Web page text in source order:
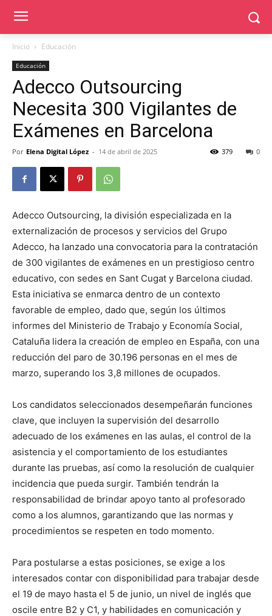
Inicio Educación
Educación
Adecco Outsourcing
Necesita 300 Vigilantes de
Exámenes en Barcelona
Por Elena Digital López - 14 de abril de 2025 0
379
Adecco Outsourcing, la división especializada en la
externalización de procesos y servicios del Grupo
Adecco, ha lanzado una convocatoria para la contratación
de 300 vigilantes de exámenes en un prestigioso centro
educativo, con sedes en Sant Cugat y Barcelona ciudad.
Esta iniciativa se enmarca dentro de un contexto
favorable de empleo, dado que, según los últimos
informes del Ministerio de Trabajo y Economía Social,
Cataluña lidera la creación de empleo en España, con una
reducción del paro de 30.196 personas en el mes de
marzo, superando los 3,8 millones de ocupados.
Los candidatos seleccionados desempeñarán funciones
clave, que incluyen la supervisión del desarrollo
adecuado de los exámenes en las aulas, el control de la
asistencia y el comportamiento de los estudiantes
durante las pruebas, así como la resolución de cualquier
incidencia que pueda surgir. También tendrán la
responsabilidad de brindar apoyo tanto al profesorado
como a los alumnos, garantizando que las normas y
procedimientos se respeten en todo momento.
Para postularse a estas posiciones, se exige a los
interesados contar con disponibilidad para trabajar desde
el 19 de mayo hasta el 5 de junio, un nivel de inglés que
oscile entre B2 y C1, y habilidades en comunicación y